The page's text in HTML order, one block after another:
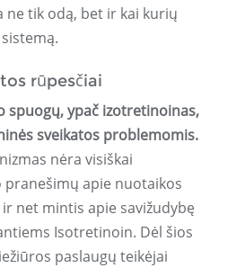
ne tik odą, bet ir kai kurių
rūpesčiai
spuogų, ypač izotretinoinas,
sveikatos problemomis.
nėra visiškai
apie nuotaikos
net mintis apie savižudybę
Isotretinoin. Dėl šios
paslaugų teikėjai